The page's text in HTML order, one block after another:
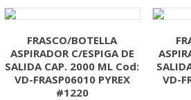
FRASCO/BOTELLA
ASPIRADOR C/ESPIGA DE
SALIDA CAP. 2000 ML Cod:
VD-FRASP06010 PYREX
#1220
VD-